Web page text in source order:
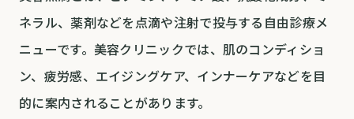
ネラル、薬剤などを点滴や注射で投与する自由診療メ
ニューです。美容クリニックでは、肌のコンディショ
ン、疲労感、エイジングケア、インナーケアなどを目
的に案内されることがあります。